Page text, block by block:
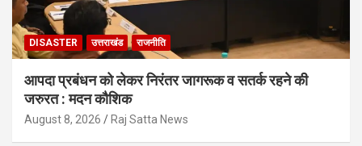
DISASTER उत्तराखंड राजनीति
आपदा प्रबंधन को लेकर निरंतर जागरूक व सतर्क रहने की
जरुरत : मदन कौशिक
August 8, 2026 Raj Satta News